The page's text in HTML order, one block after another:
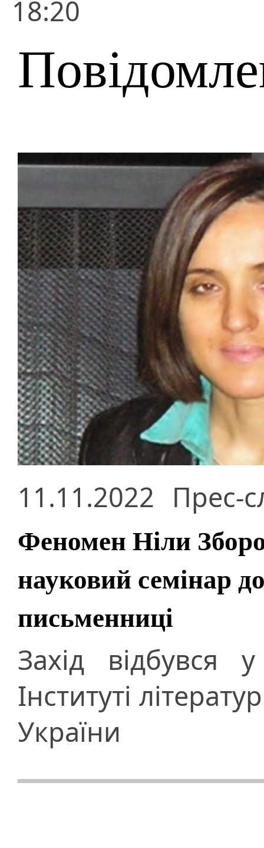
18:20
11.11.2022 Прес-
Феномен Ніли
науковий семінар
письменниці
Захід
Інституті
України